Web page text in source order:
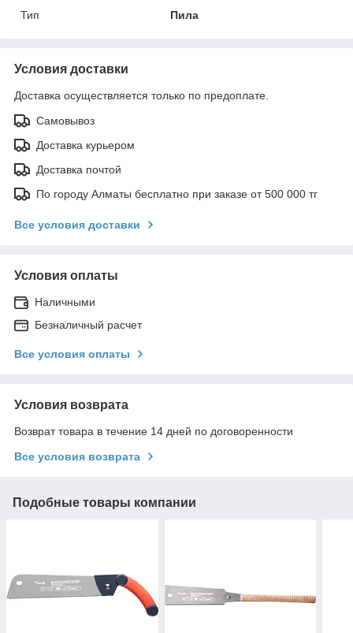
Тип
Пила
Условия доставки
Доставка осуществляется только по предоплате.
Самовывоз
Доставка курьером
Доставка почтой
По городу Алматы бесплатно при заказе от 500 000 тг
Все условия доставки
Условия оплаты
Наличными
Безналичный расчет
Все условия оплаты
Условия возврата
Возврат товара в течение 14 дней по договоренности
Все условия возврата
Подобные товары компании